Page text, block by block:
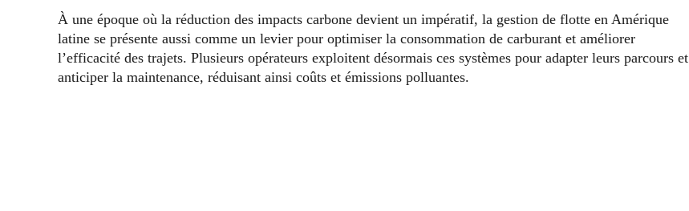
À une époque où la réduction des impacts carbone devient un impératif, la gestion de flotte en Amérique
latine se présente aussi comme un levier pour optimiser la consommation de carburant et améliorer
l’efficacité des trajets. Plusieurs opérateurs exploitent désormais ces systèmes pour adapter leurs parcours et
anticiper la maintenance, réduisant ainsi coûts et émissions polluantes.